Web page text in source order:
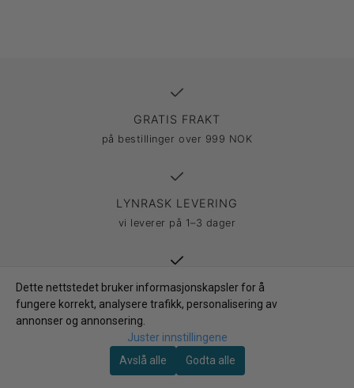
GRATIS FRAKT
på bestillinger over 999 NOK
LYNRASK LEVERING
vi leverer på 1–3 dager
30 DAGERS ÅPENT KJØP
& enkel retur
SIKKER BETALING
Dette nettstedet bruker informasjonskapsler for å
fungere korrekt, analysere trafikk, personalisering av
annonser og annonsering.
Juster innstillingene
Avslå alle
Godta alle